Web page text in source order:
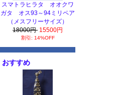
スマトラヒラタ オオクワ
ガタ オス93～94ミリペア
（メスフリーサイズ）
18000円 15500円
割引: 14%OFF
おすすめ